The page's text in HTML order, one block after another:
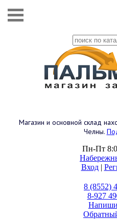
Магазин и основной склад
Челны.
Пн-Пт
Вход|
8 (8552)
8-927